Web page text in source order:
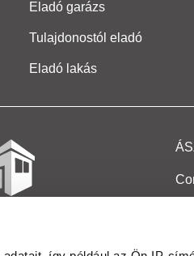
Eladó garázs
Tulajdonostól eladó
Eladó lakás